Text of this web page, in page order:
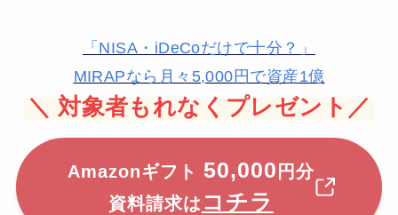
「NISA・iDeCoだけで十分？」
MIRAPなら月々5,000円で資産1億
＼ 対象者もれなくプレゼント／
Amazonギフト 50,000 円分
資料請求はコチラ